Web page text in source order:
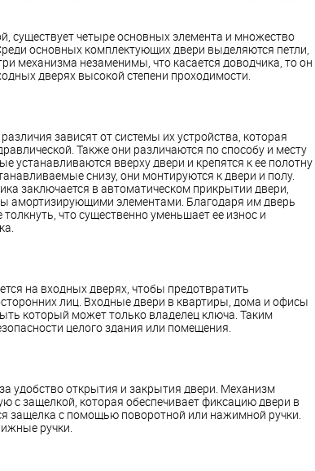
существует четыре основных элемента и множество
основных комплектующих двери выделяются петли,
механизма незаменимы, что касается доводчика, то он
дверях высокой степени проходимости.
зависят от системы их устройства, которая
Также они различаются по способу и месту
устанавливаются вверху двери и крепятся к ее полотну
снизу, они монтируются к двери и полу.
заключается в автоматическом прикрытии двери,
амортизирующими элементами. Благодаря им дверь
что существенно уменьшает ее износ и
на входных дверях, чтобы предотвратить
лиц. Входные двери в квартиры, дома и офисы
который может только владелец ключа. Таким
целого здания или помещения.
удобство открытия и закрытия двери. Механизм
с защелкой, которая обеспечивает фиксацию двери в
защелка с помощью поворотной или нажимной ручки.
ручки.